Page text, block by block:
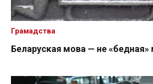
Беларуская мова — не «бедная»
Грамадства